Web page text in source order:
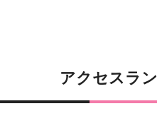
アクセスラ